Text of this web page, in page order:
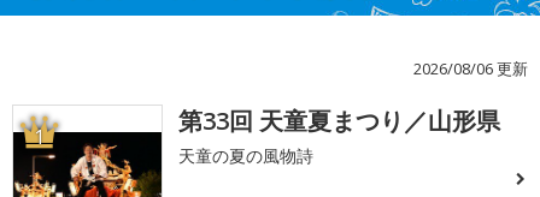
2026/08/06 更新
1 第33回 天童夏まつり／山形県
天童の夏の風物詩